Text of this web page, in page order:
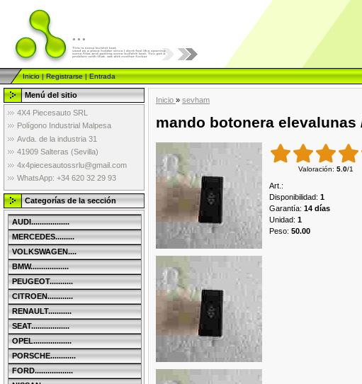
...
Inicio|Registrarse|Entrada
Menú del sitio
4X4 Piecesauto SRL
Polígono Industrial Malpesa
Avda. de la industria 31
41909 Salteras (Sevilla)
4x4piecesautossrlu@gmail.com
WhatsApp: +34 620 32 29 93
Categorías de la sección
AUDI..................
MERCEDES.........
VOLKSWAGEN....
BMW..................
PEUGEOT...........
CITROEN............
RENAULT...........
SEAT..................
OPEL..................
PORSCHE............
FORD..................
Inicio » sevham
mando botonera
Valoración: 5.0/1
Art. :
Disponibilidad: 1
Garantía: 14 días
Unidad: 1
Peso: 50.00